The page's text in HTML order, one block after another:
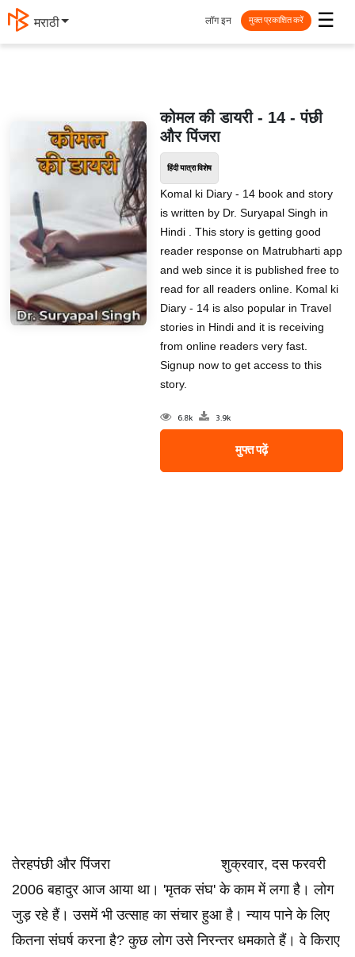
मराठी ☰
लॉग इन मुक्त प्रकाशित करें
कोमल की डायरी - 14 - पंछी
और पिंजरा
हिंदी यात्रा विशेष
Komal ki Diary - 14 book and story
is written by Dr. Suryapal Singh in
Hindi . This story is getting good
reader response on Matrubharti app
and web since it is published free to
read for all readers online. Komal ki
Diary - 14 is also popular in Travel
stories in Hindi and it is receiving
from online readers very fast.
Signup now to get access to this
story.
6.8k 3.9k
मुफ्त पढ़ें
तेरहपंछी और पिंजरा ‌ ‌ ‌ शुक्रवार, दस फरवरी
2006 बहादुर आज आया था। 'मृतक संघ' के काम में लगा है। लोग
जुड़ रहे हैं। उसमें भी उत्साह का संचार हुआ है। न्याय पाने के लिए
कितना संघर्ष करना है? कुछ लोग उसे निरन्तर धमकाते हैं। वे किराए